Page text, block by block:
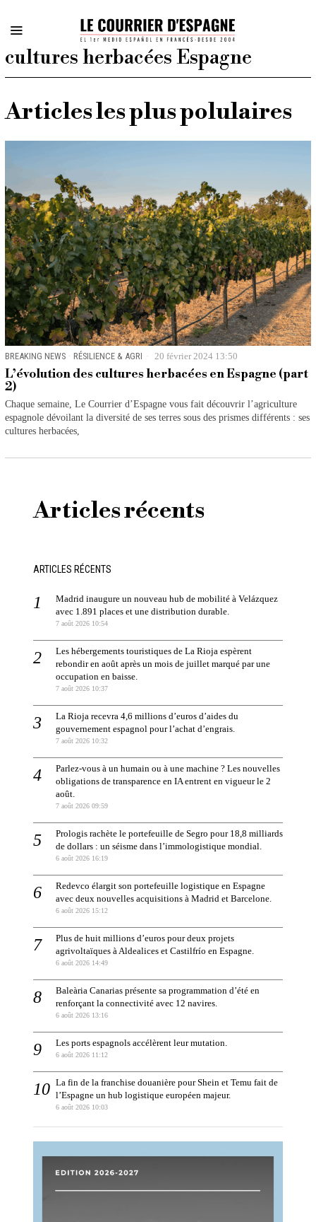
cultures herbacées Espagne
Articles les plus polulaires
BREAKING NEWS · RÉSILIENCE & AGRI 20 février 2024 13:50
L’évolution des cultures herbacées en Espagne (part
2)
Chaque semaine, Le Courrier d’Espagne vous fait découvrir l’agriculture
espagnole dévoilant la diversité de ses terres sous des prismes différents : ses
cultures herbacées,
Articles récents
ARTICLES RÉCENTS
Madrid inaugure un nouveau hub de mobilité à Velázquez
avec 1.891 places et une distribution durable.
7 août 2026 10:54
Les hébergements touristiques de La Rioja espèrent
rebondir en août après un mois de juillet marqué par une
occupation en baisse.
7 août 2026 10:37
La Rioja recevra 4,6 millions d’euros d’aides du
gouvernement espagnol pour l’achat d’engrais.
7 août 2026 10:32
Parlez-vous à un humain ou à une machine ? Les nouvelles
obligations de transparence en IA entrent en vigueur le 2
août.
7 août 2026 09:59
Prologis rachète le portefeuille de Segro pour 18,8 milliards
de dollars : un séisme dans l’immologistique mondial.
6 août 2026 16:19
Redevco élargit son portefeuille logistique en Espagne
avec deux nouvelles acquisitions à Madrid et Barcelone.
6 août 2026 15:12
Plus de huit millions d’euros pour deux projets
agrivoltaïques à Aldealices et Castilfrío en Espagne.
6 août 2026 14:49
Baleària Canarias présente sa programmation d’été en
renforçant la connectivité avec 12 navires.
6 août 2026 13:16
Les ports espagnols accélèrent leur mutation.
6 août 2026 11:12
La fin de la franchise douanière pour Shein et Temu fait de
l’Espagne un hub logistique européen majeur.
6 août 2026 10:03